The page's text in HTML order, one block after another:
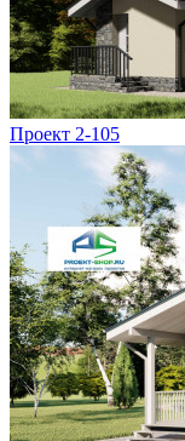
Проект 2-105